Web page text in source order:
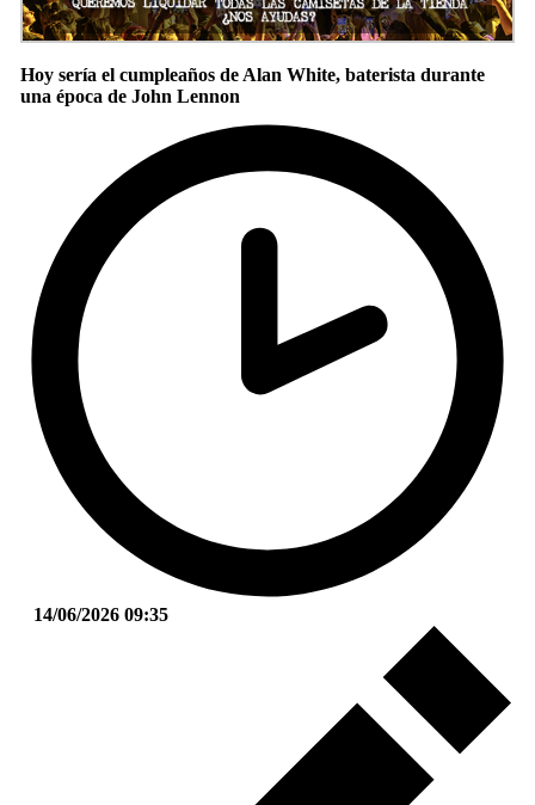
Hoy sería el cumpleaños de Alan White, baterista durante
una época de John Lennon
14/06/2026 09:35